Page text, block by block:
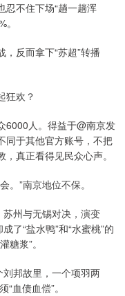
忍不住下场“趟一趟浑
反而拿下“苏超”转播
狂欢？
6000人。得益于@南京发
同于其他官方账号，不把
真正看得见民众心声。
。”南京地位不保。
苏州与无锡对决，演变
了“盐水鸭”和“水蜜桃”的
糖浆”。
刘邦故里，一个项羽两
血债血偿”。